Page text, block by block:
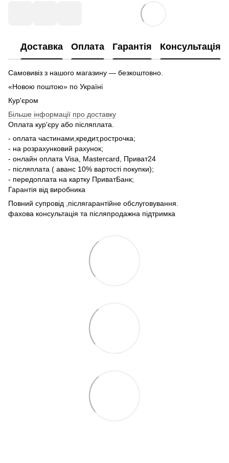
Доставка Оплата Гарантія Консультація
Самовивіз з нашого магазину — безкоштовно.
«Новою поштою» по Україні
Кур'єром
Більше інформації про доставку
Оплата кур'єру або післяплата.
- оплата частинами,кредит,рострочка;
- на розрахунковий рахунок;
- онлайн оплата Visa, Mastercard, Приват24
- післяплата ( аванс 10% вартості покупки);
- передоплата на картку ПриватБанк;
Гарантія від виробника
Повний супровід ,післягарантійне обслуговування.
фахова консультація та післяпродажна підтримка